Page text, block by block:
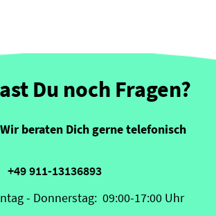
Du noch Fragen?
Wir beraten Dich gerne telefonisch
+49 911-13136893
- Donnerstag: 09:00-17:00 Uhr